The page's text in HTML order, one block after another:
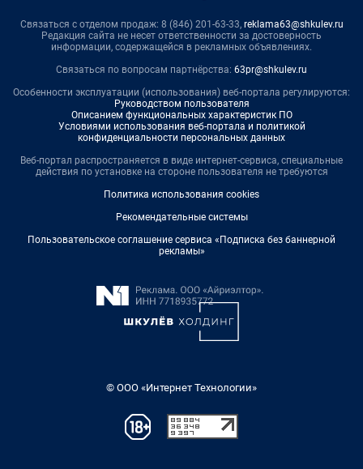
Связаться с отделом продаж: 8 (846) 201-63-33, reklama63@shkulev.ru
Редакция сайта не несет ответственности за достоверность
информации, содержащейся в рекламных объявлениях.
Связаться по вопросам партнёрства: 63pr@shkulev.ru
Особенности эксплуатации (использования) веб-портала регулируются:
Руководством пользователя
Описанием функциональных характеристик ПО
Условиями использования веб-портала и политикой
конфиденциальности персональных данных
Веб-портал распространяется в виде интернет-сервиса, специальные
действия по установке на стороне пользователя не требуются
Политика использования cookies
Рекомендательные системы
Пользовательское соглашение сервиса «Подписка без баннерной
рекламы»
© ООО «Интернет Технологии»